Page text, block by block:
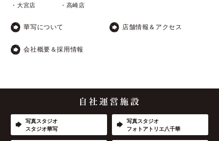
・大宮店 ・高崎店
華写について 店舗情報＆アクセス
会社概要＆採用情報
写真スタジオ
スタジオ華写
写真スタジオ
フォトアトリエ八千華